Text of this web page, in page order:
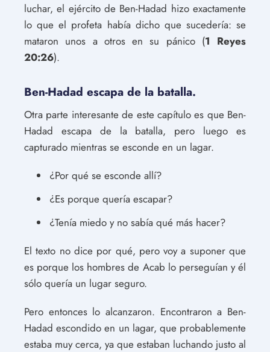
luchar, el ejército de Ben-Hadad hizo exactamente
lo que el profeta había dicho que sucedería: se
mataron unos a otros en su pánico (1 Reyes
20:26).
Ben-Hadad escapa de la batalla.
Otra parte interesante de este capítulo es que Ben-
Hadad escapa de la batalla, pero luego es
capturado mientras se esconde en un lagar.
¿Por qué se esconde allí?
¿Es porque quería escapar?
¿Tenía miedo y no sabía qué más hacer?
El texto no dice por qué, pero voy a suponer que
es porque los hombres de Acab lo perseguían y él
sólo quería un lugar seguro.
Pero entonces lo alcanzaron. Encontraron a Ben-
Hadad escondido en un lagar, que probablemente
estaba muy cerca, ya que estaban luchando justo al